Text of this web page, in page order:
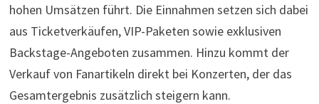
hohen Umsätzen führt. Die Einnahmen setzen sich dabei
aus Ticketverkäufen, VIP-Paketen sowie exklusiven
Backstage-Angeboten zusammen. Hinzu kommt der
Verkauf von Fanartikeln direkt bei Konzerten, der das
Gesamtergebnis zusätzlich steigern kann.